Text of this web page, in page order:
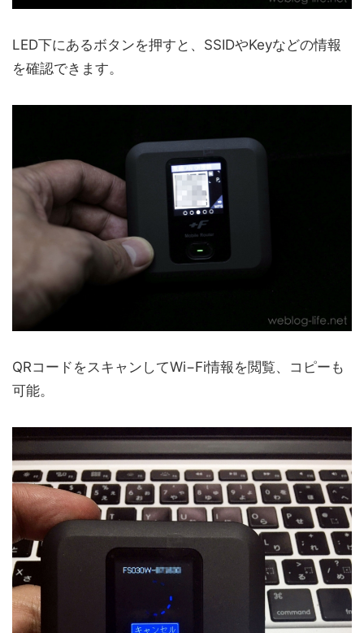
LED下にあるボタンを押すと、SSIDやKeyなどの情報
を確認できます。
QRコードをスキャンしてWi−Fi情報を閲覧、コピーも
可能。